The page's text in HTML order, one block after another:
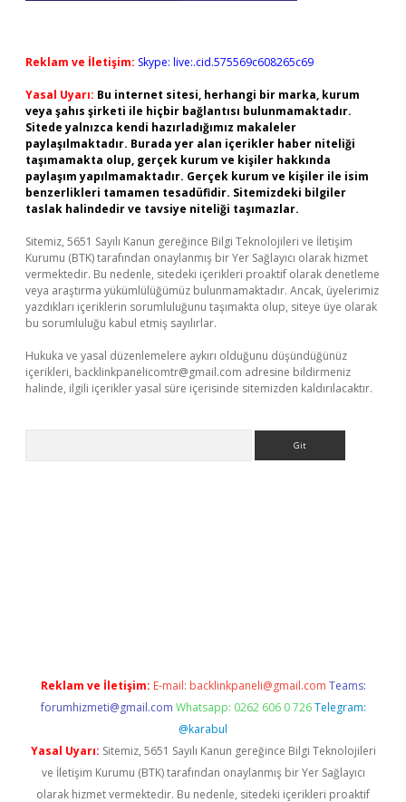
Reklam ve İletişim: Skype: live:.cid.575569c608265c69
Yasal Uyarı: Bu internet sitesi, herhangi bir marka, kurum
veya şahıs şirketi ile hiçbir bağlantısı bulunmamaktadır.
Sitede yalnızca kendi hazırladığımız makaleler
paylaşılmaktadır. Burada yer alan içerikler haber niteliği
taşımamakta olup, gerçek kurum ve kişiler hakkında
paylaşım yapılmamaktadır. Gerçek kurum ve kişiler ile isim
benzerlikleri tamamen tesadüfidir. Sitemizdeki bilgiler
taslak halindedir ve tavsiye niteliği taşımazlar.
Sitemiz, 5651 Sayılı Kanun gereğince Bilgi Teknolojileri ve İletişim
Kurumu (BTK) tarafından onaylanmış bir Yer Sağlayıcı olarak hizmet
vermektedir. Bu nedenle, sitedeki içerikleri proaktif olarak denetleme
veya araştırma yükümlülüğümüz bulunmamaktadır. Ancak, üyelerimiz
yazdıkları içeriklerin sorumluluğunu taşımakta olup, siteye üye olarak
bu sorumluluğu kabul etmiş sayılırlar.
Hukuka ve yasal düzenlemelere aykırı olduğunu düşündüğünüz
içerikleri, backlinkpanelicomtr@gmail.com adresine bildirmeniz
halinde, ilgili içerikler yasal süre içerisinde sitemizden kaldırılacaktır.
Reklam ve İletişim: E-mail: backlinkpaneli@gmail.com Teams:
forumhizmeti@gmail.com Whatsapp: 0262 606 0 726 Telegram:
@karabul
Yasal Uyarı: Sitemiz, 5651 Sayılı Kanun gereğince Bilgi Teknolojileri
ve İletişim Kurumu (BTK) tarafından onaylanmış bir Yer Sağlayıcı
olarak hizmet vermektedir. Bu nedenle, sitedeki içerikleri proaktif